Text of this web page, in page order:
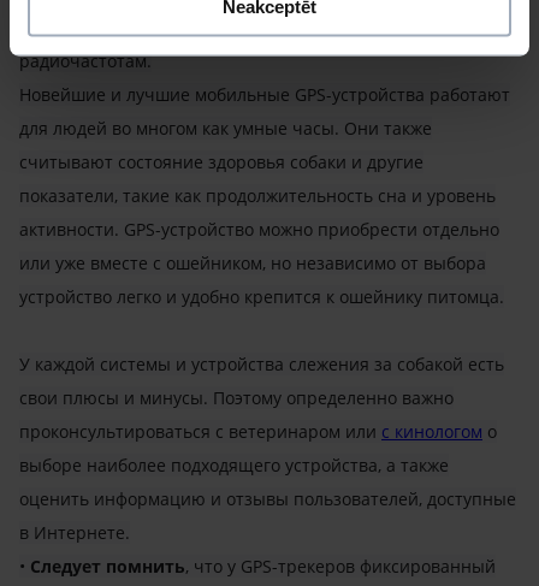
Neakceptēt
радиочастотам.
Новейшие и лучшие мобильные GPS-устройства работают
для людей во многом как умные часы. Они также
считывают состояние здоровья собаки и другие
показатели, такие как продолжительность сна и уровень
активности. GPS-устройство можно приобрести отдельно
или уже вместе с ошейником, но независимо от выбора
устройство легко и удобно крепится к ошейнику питомца.
У каждой системы и устройства слежения за собакой есть
свои плюсы и минусы. Поэтому определенно важно
проконсультироваться с ветеринаром или с кинологом о
выборе наиболее подходящего устройства, а также
оценить информацию и отзывы пользователей, доступные
в Интернете.
• Следует помнить, что у GPS-трекеров фиксированный